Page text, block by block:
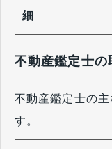
細
不動産鑑定士の
不動産鑑定士の
す。